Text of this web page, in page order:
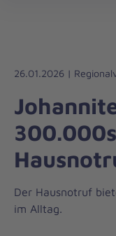
Liebe
Leben
26.01.2026 |
Der Hausnotruf
im Alltag.